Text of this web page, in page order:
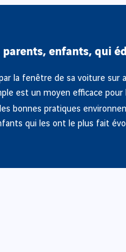
enfants, qui
la fenêtre de sa voiture
est un moyen efficace
bonnes pratiques
qui les ont le plus fait